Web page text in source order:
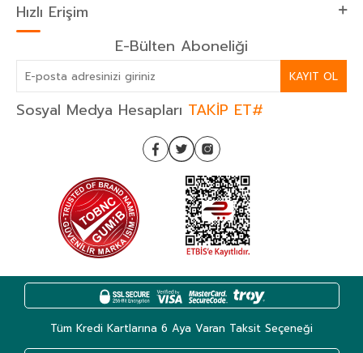
Hızlı Erişim
E-Bülten Aboneliği
KAYIT OL
Sosyal Medya Hesapları TAKİP ET#
Tüm Kredi Kartlarına 6 Aya Varan Taksit Seçeneği